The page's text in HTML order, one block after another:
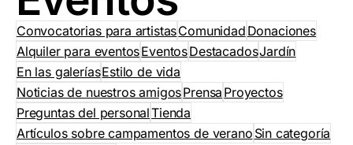
Convocatorias para artistasComunidad Donaciones
Alquiler para eventosEventosDestacadosJardín
En las galeríasEstilo de vida
Noticias de nuestros amigosPrensa Proyectos
Preguntas del personalTienda
Artículos sobre campamentos de verano Sin categoría